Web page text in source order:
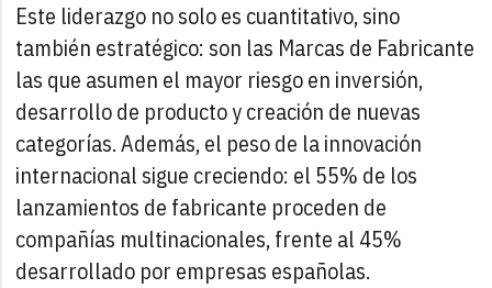
Este liderazgo no solo es cuantitativo, sino
también estratégico: son las Marcas de Fabricante
las que asumen el mayor riesgo en inversión,
desarrollo de producto y creación de nuevas
categorías. Además, el peso de la innovación
internacional sigue creciendo: el 55% de los
lanzamientos de fabricante proceden de
compañías multinacionales, frente al 45%
desarrollado por empresas españolas.